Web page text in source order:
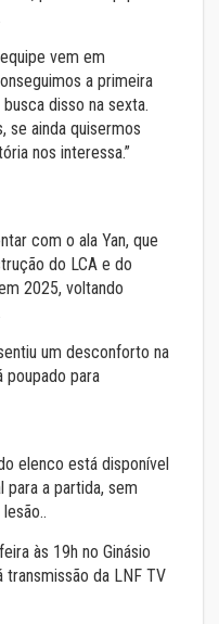
vem em
a primeira
disso na sexta.
se ainda quisermos
nos interessa.”
com o ala Yan, que
do LCA e do
2025, voltando
um desconforto na
poupado para
elenco está disponível
a partida, sem
às 19h no Ginásio
transmissão da LNF TV